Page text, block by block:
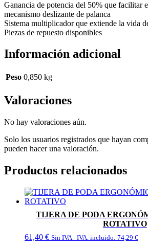
Ganancia de potencia del 50% que facilitar
mecanismo deslizante de palanca
Sistema multiplicador que extiende la vida
Piezas de repuesto disponibles
Información adicional
Peso 0,850 kg
Valoraciones
No hay valoraciones aún.
Solo los usuarios registrados que hayan
pueden hacer una valoración.
Productos relacionados
TIJERA DE PODA
ROTATIVO
61,40 € Sin IVA - IVA. incluido: 74,29 €